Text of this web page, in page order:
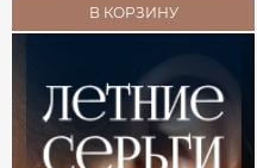
В КОРЗИНУ